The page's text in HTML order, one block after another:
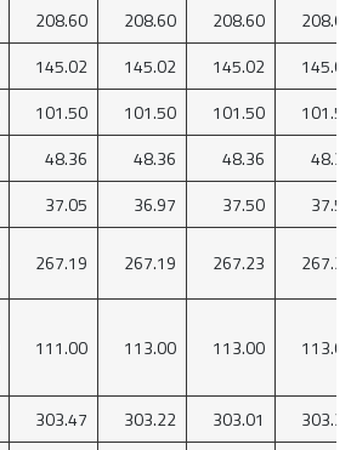
208.60 208.60 208.60
145.02 145.02 145.02
101.50 101.50 101.50
48.36 48.36 48.36
37.05 36.97 37.50
267.19 267.19 267.23
111.00 113.00 113.00
303.47 303.22 303.01